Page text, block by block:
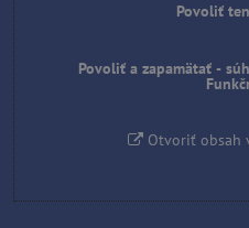
Povoliť
Povoliť a zapamätať -
Otvoriť obsah